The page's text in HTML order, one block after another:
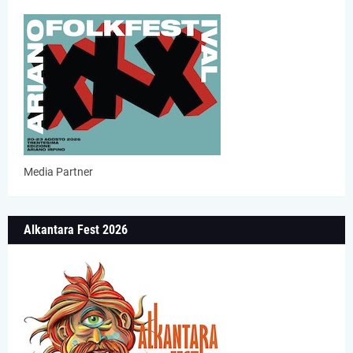
Media Partner
Alkantara Fest 2026